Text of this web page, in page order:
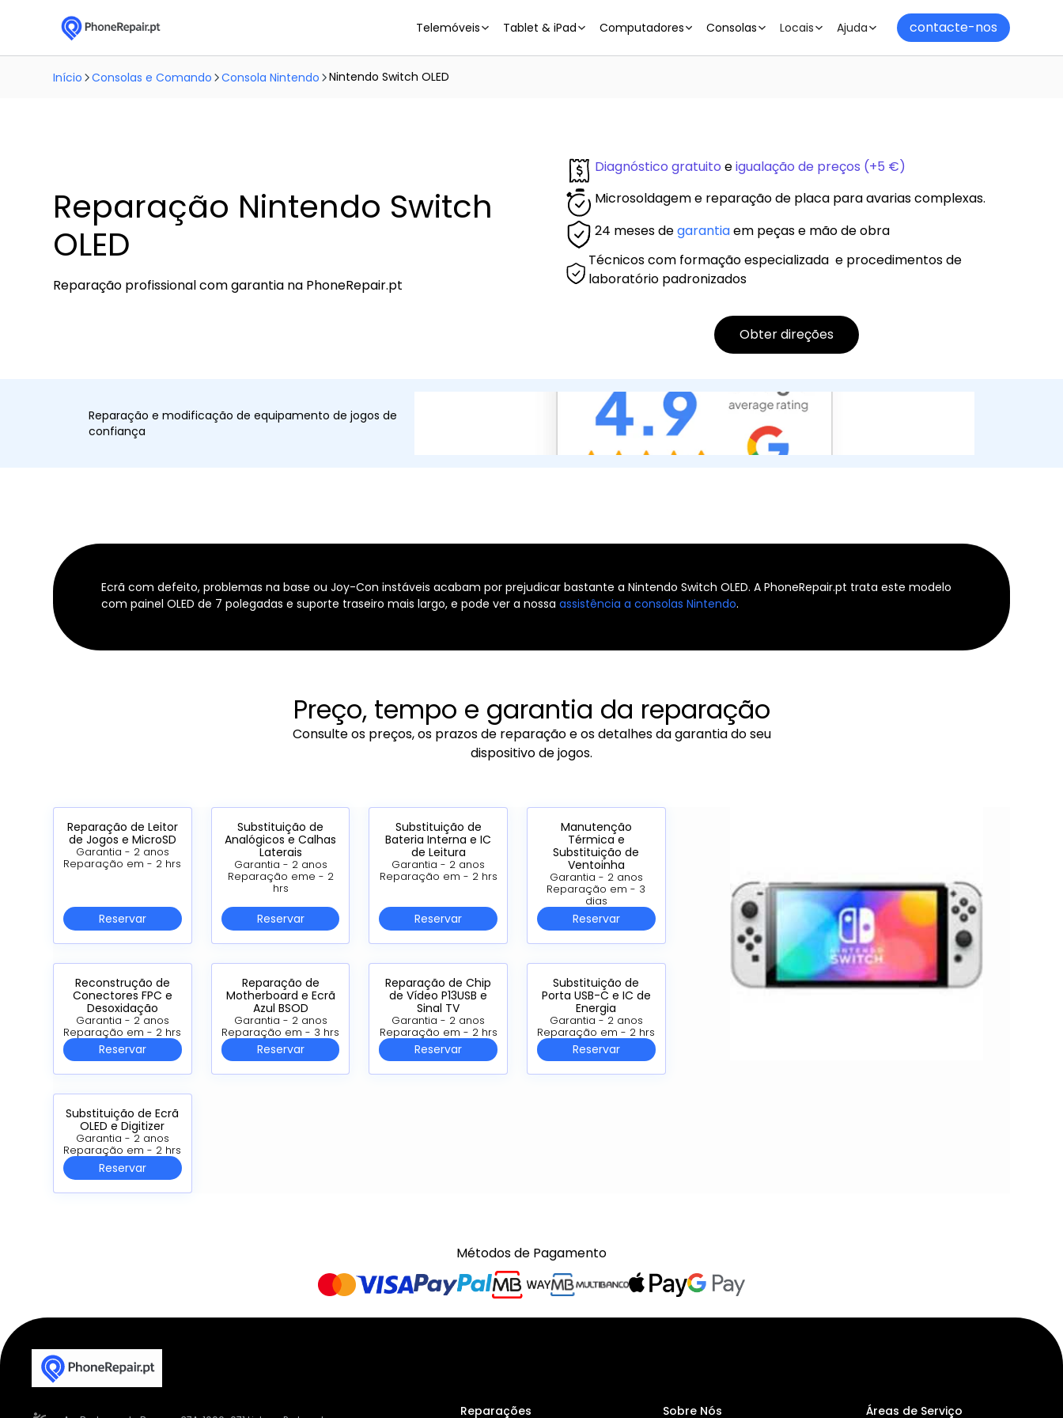
Telemóveis Tablet & iPad Computadores Consolas Locais Ajuda contacte-nos
Início Consolas e Comando Consola Nintendo Nintendo Switch OLED
Reparação Nintendo Switch
OLED
Reparação profissional com garantia na PhoneRepair.pt
Diagnóstico gratuito eigualação de preços (+5 €)
Microsoldagem e reparação de placa para avarias complexas.
24 meses degarantiaem peças e mão de obra
Técnicos com formação especializada e procedimentos de
laboratório padronizados
Obter direções
Reparação e modificação de equipamento de jogos de
confiança
Ecrã com defeito, problemas na base ou Joy-Con instáveis acabam por prejudicar bastante a Nintendo Switch OLED. A PhoneRepair.pt trata este modelo
com painel OLED de 7 polegadas e suporte traseiro mais largo, e pode ver a nossa assistência a consolas Nintendo.
Preço, tempo e garantia da reparação
Consulte os preços, os prazos de reparação e os detalhes da garantia do seu
dispositivo de jogos.
Reparação de Leitor
de Jogos e MicroSD
Garantia - 2 anos
Reparação em - 2 hrs
Reservar
Substituição de
Analógicos e Calhas
Laterais
Garantia - 2 anos
Reparação eme - 2
hrs
Reservar
Substituição de
Bateria Interna e IC
de Leitura
Garantia - 2 anos
Reparação em - 2 hrs
Reservar
Manutenção
Térmica e
Substituição de
Ventoinha
Garantia - 2 anos
Reparação em - 3
dias
Reservar
Reconstrução de
Conectores FPC e
Desoxidação
Garantia - 2 anos
Reparação em - 2 hrs
Reservar
Reparação de
Motherboard e Ecrã
Azul BSOD
Garantia - 2 anos
Reparação em - 3 hrs
Reservar
Reparação de Chip
de Vídeo P13USB e
Sinal TV
Garantia - 2 anos
Reparação em - 2 hrs
Reservar
Substituição de
Porta USB-C e IC de
Energia
Garantia - 2 anos
Reparação em - 2 hrs
Reservar
Substituição de Ecrã
OLED e Digitizer
Garantia - 2 anos
Reparação em - 2 hrs
Reservar
Métodos de Pagamento
Reparações Sobre Nós Áreas de Serviço